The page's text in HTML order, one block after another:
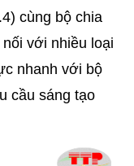
cùng bộ chia
với nhiều loại
nhanh với bộ
cầu sáng tạo